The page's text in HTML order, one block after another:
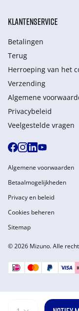
KLANTENSERVICE
Betalingen
Terug
Herroeping van het
Verzending
Algemene
Privacybeleid
Veelgestelde vragen
© 2026 Mizuno. Alle
Algemene voorwaarden
Betaalmogelijkheden
Privacy en beleid
Cookies beheren
Sitemap